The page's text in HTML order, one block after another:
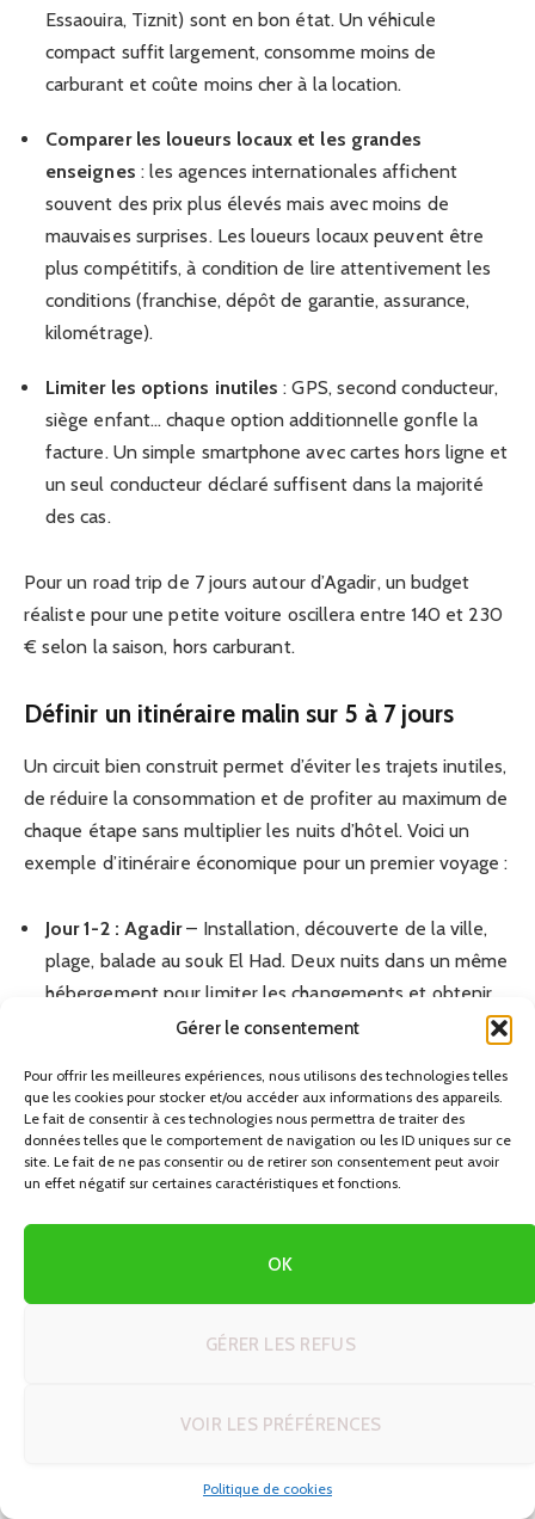
Gérer le consentement
Pour offrir les meilleures expériences, nous utilisons des technologies telles
que les cookies pour stocker et/ou accéder aux informations des appareils.
Le fait de consentir à ces technologies nous permettra de traiter des
données telles que le comportement de navigation ou les ID uniques sur ce
site. Le fait de ne pas consentir ou de retirer son consentement peut avoir
un effet négatif sur certaines caractéristiques et fonctions.
OK
GÉRER LES REFUS
VOIR LES PRÉFÉRENCES
Politique de cookies
Essaouira, Tiznit) sont en bon état. Un véhicule
compact suffit largement, consomme moins de
carburant et coûte moins cher à la location.
Comparer les loueurs locaux et les grandes
enseignes : les agences internationales affichent
souvent des prix plus élevés mais avec moins de
mauvaises surprises. Les loueurs locaux peuvent être
plus compétitifs, à condition de lire attentivement les
conditions (franchise, dépôt de garantie, assurance,
kilométrage).
Limiter les options inutiles : GPS, second conducteur,
siège enfant… chaque option additionnelle gonfle la
facture. Un simple smartphone avec cartes hors ligne et
un seul conducteur déclaré suffisent dans la majorité
des cas.
Pour un road trip de 7 jours autour d’Agadir, un budget
réaliste pour une petite voiture oscillera entre 140 et 230
€ selon la saison, hors carburant.
Définir un itinéraire malin sur 5 à 7 jours
Un circuit bien construit permet d’éviter les trajets inutiles,
de réduire la consommation et de profiter au maximum de
chaque étape sans multiplier les nuits d’hôtel. Voici un
exemple d’itinéraire économique pour un premier voyage :
Jour 1-2 : Agadir– Installation, découverte de la ville,
plage, balade au souk El Had. Deux nuits dans un même
hébergement pour limiter les changements et obtenir
un meilleur tarif.
Jour 3 : Vallée du Paradis– Excursion à la journée avec
la voiture de location. Départ tôt le matin, retour en fin
d’après-midi à Agadir. Pas de nuit supplémentaire à
payer.
la N1. Pause visite à Tiznit (médina, remparts, bijoux en
moins cher que de rester au centre d’Agadir.
Enchaîner plusieurs petites étapes côtières, profiter des
hôtels et maisons d’hôtes est généralement abordable.